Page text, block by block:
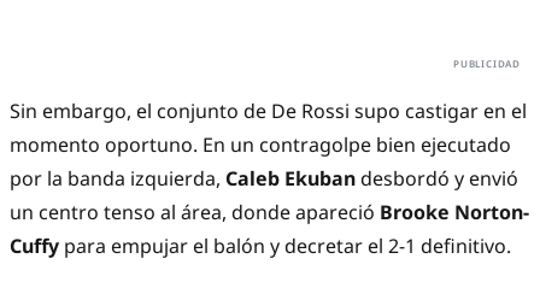
Sin embargo, el conjunto de De Rossi supo castigar en el
momento oportuno. En un contragolpe bien ejecutado
por la banda izquierda, Caleb Ekuban desbordó y envió
un centro tenso al área, donde apareció Brooke Norton-
Cuffy para empujar el balón y decretar el 2-1 definitivo.